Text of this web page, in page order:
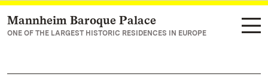
Navigate to main page
Mannheim Baroque Palace
ONE OF THE LARGEST HISTORIC RESIDENCES IN EUROPE